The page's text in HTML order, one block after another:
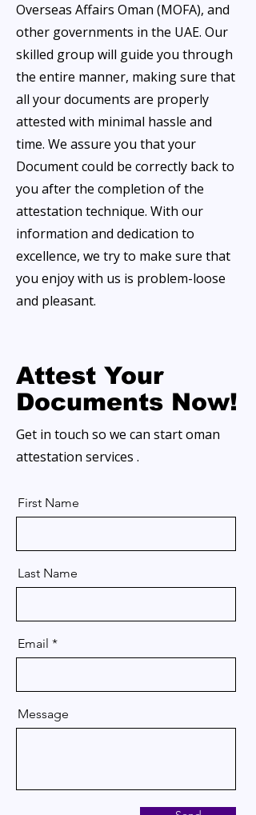
Overseas Affairs Oman (MOFA), and
other governments in the UAE. Our
skilled group will guide you through
the entire manner, making sure that
all your documents are properly
attested with minimal hassle and
time. We assure you that your
Document could be correctly back to
you after the completion of the
attestation technique. With our
information and dedication to
excellence, we try to make sure that
you enjoy with us is problem-loose
and pleasant.
Attest Your
Documents Now!
Get in touch so we can start oman
attestation services .
First Name
Last Name
Email
Message